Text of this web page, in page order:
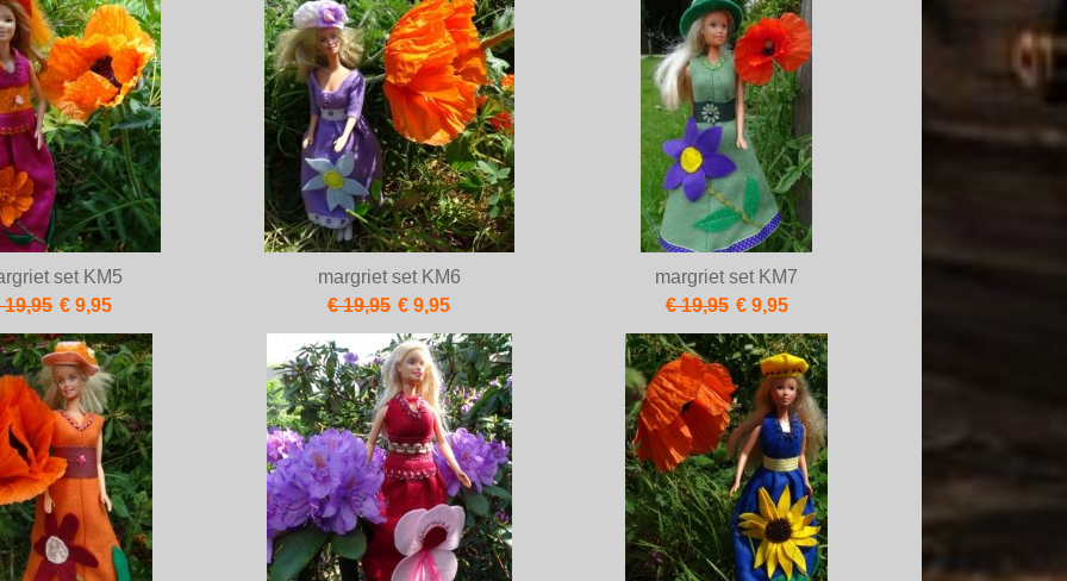
set KM5
19,95 € 9,95
margriet set KM6
€ 19,95 € 9,95
margriet set KM7
€ 19,95 € 9,95